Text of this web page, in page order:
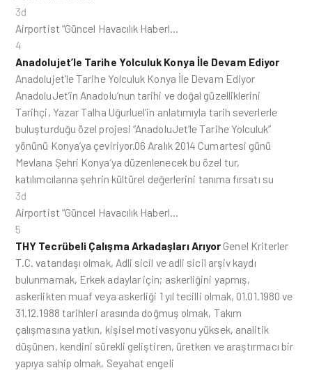
3d
Airportist “Güncel Havacılık Haberl…
4
Anadolujet’le Tarihe Yolculuk Konya İle Devam Ediyor
Anadolujet’le Tarihe Yolculuk Konya İle Devam Ediyor
AnadoluJet’in Anadolu’nun tarihi ve doğal güzelliklerini
Tarihçi, Yazar Talha Uğurluel’in anlatımıyla tarih severlerle
buluşturduğu özel projesi “AnadoluJet’le Tarihe Yolculuk”
yönünü Konya’ya çeviriyor.06 Aralık 2014 Cumartesi günü
Mevlana Şehri Konya’ya düzenlenecek bu özel tur,
katılımcılarına şehrin kültürel değerlerini tanıma fırsatı su
3d
Airportist “Güncel Havacılık Haberl…
5
THY Tecrübeli Çalışma Arkadaşları Arıyor Genel Kriterler
T.C. vatandaşı olmak, Adli sicil ve adli sicil arşiv kaydı
bulunmamak, Erkek adaylar için; askerliğini yapmış,
askerlikten muaf veya askerliği 1 yıl tecilli olmak, 01.01.1980 ve
31.12.1988 tarihleri arasında doğmuş olmak, Takım
çalışmasına yatkın, kişisel motivasyonu yüksek, analitik
düşünen, kendini sürekli geliştiren, üretken ve araştırmacı bir
yapıya sahip olmak, Seyahat engeli